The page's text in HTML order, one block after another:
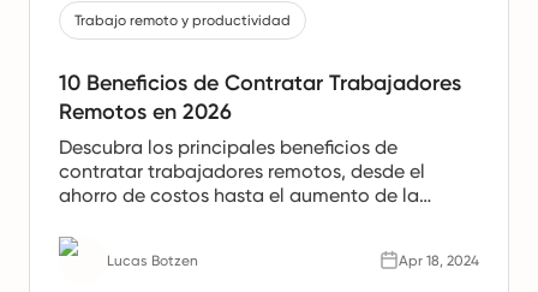
Trabajo remoto y productividad
10 Beneficios de Contratar Trabajadores
Remotos en 2026
Descubra los principales beneficios de
contratar trabajadores remotos, desde el
ahorro de costos hasta el aumento de la
remotos son el futuro del trabajo.
Lucas Botzen Apr 18, 2024